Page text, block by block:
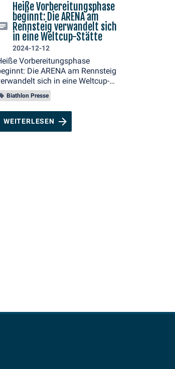
Heiße Vorbereitungsphase
beginnt: Die ARENA am
Rennsteig verwandelt sich
in eine Weltcup-Stätte
2024-12-12
Vorbereitungsphase
Die ARENA am Rennsteig
sich in eine Weltcup-
Biathlon Presse
WEITERLESEN